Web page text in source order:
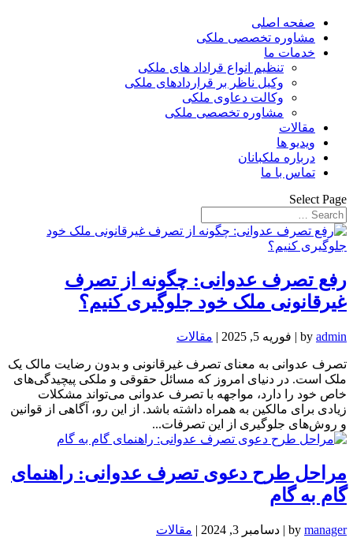
صفحه اصلی
مشاوره تخصصی ملکی
خدمات ما
تنظیم انواع قراداد های ملکی
وکیل ناظر بر قراردادهای ملکی
وکالت دعاوی ملکی
مشاوره تخصصی ملکی
مقالات
ویدیو ها
درباره ملکبانان
تماس با ما
Select Page
رفع تصرف عدوانی: چگونه از تصرف
غیرقانونی ملک خود جلوگیری کنیم؟
by admin
| فوریه 5, 2025 | مقالات
تصرف عدوانی به معنای تصرف غیرقانونی و بدون رضایت مالک یک
ملک است. در دنیای امروز که مسائل حقوقی و ملکی پیچیدگی‌های
خاص خود را دارد، مواجهه با تصرف عدوانی می‌تواند مشکلات
زیادی برای مالکین به همراه داشته باشد. از این رو، آگاهی از قوانین
و روش‌های جلوگیری از این تصرفات...
مراحل طرح دعوی تصرف عدوانی: راهنمای
گام به گام
by manager
| دسامبر 3, 2024 | مقالات